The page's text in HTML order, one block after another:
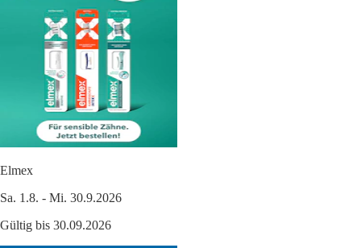
Elmex
Sa. 1.8. - Mi. 30.9.2026
Gültig bis 30.09.2026